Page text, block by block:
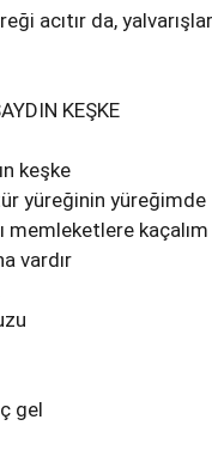
acıtır da,
KEŞKE
keşke
yüreğinin yüreğimde
memleketlere
vardır
gel